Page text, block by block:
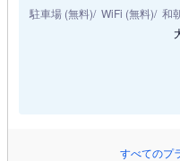
駐車場 (無料) WiFi (無料) 和
すべてのプ